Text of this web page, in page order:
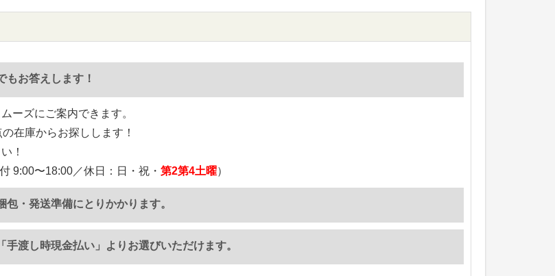
もお答えします！
ーズにご案内できます。
在庫からお探しします！
！
9:00〜18:00／休日：日・祝・ 第2第4土曜）
・発送準備にとりかかります。
手渡し時現金払い」よりお選びいただけます。